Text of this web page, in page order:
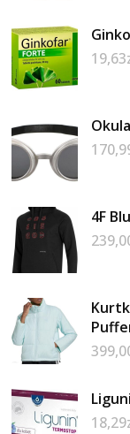
19,63
4F
18,29